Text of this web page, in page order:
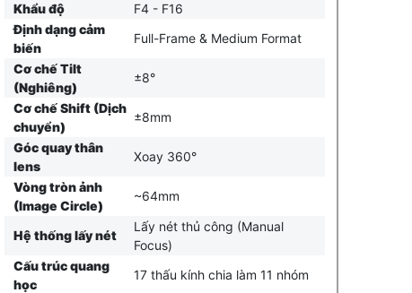
Khẩu độ
F4 - F16
Định dạng cảm
biến
Full-Frame & Medium Format
Cơ chế Tilt
(Nghiêng)
±8°
Cơ chế Shift (Dịch
chuyển)
±8mm
Góc quay thân
lens
Xoay 360°
Vòng tròn ảnh
(Image Circle)
~64mm
Hệ thống lấy nét
Lấy nét thủ công (Manual
Focus)
Cấu trúc quang
học
17 thấu kính chia làm 11 nhóm